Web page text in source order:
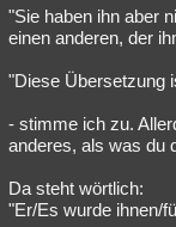
"Sie haben ihn aber
einen anderen, der
"Diese Übersetzung
- stimme ich zu.
anderes, als was du
Da steht wörtlich:
"Er/Es wurde ihnen/